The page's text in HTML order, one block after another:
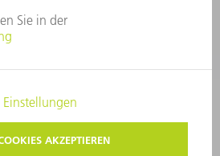
DATENSCHUTZ
EINSTELLUNGEN